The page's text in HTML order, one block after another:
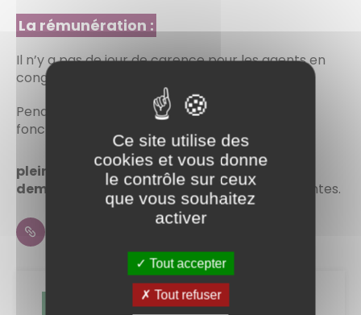
La rémunération :
Il n’y a pas de jour de carence pour les agents en
congé de longue maladie.
Pendant son congé de longue maladie, le
fonctionnaire est rémunéré comme suit :
plein traitementpendant les 3 ans,
demi-traitementpendant les 2 années suivantes.
Laurence CREPALDI
Ce site utilise des
cookies et vous donne
le contrôle sur ceux
que vous souhaitez
activer
Tout accepter
Tout refuser